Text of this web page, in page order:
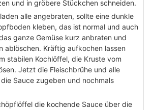
und in gröbere Stückchen schneiden.
alle angebraten, sollte eine dunkle
kleben, das ist normal und auch
ganze Gemüse kurz anbraten und
ablöschen. Kräftig aufkochen lassen
stabilen Kochlöffel, die Kruste vom
Jetzt die Fleischbrühe und alle
Sauce zugeben und nochmals
die kochende Sauce über die